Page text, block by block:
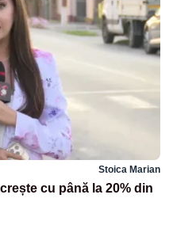
Stoica Marian
cu până la 20% din